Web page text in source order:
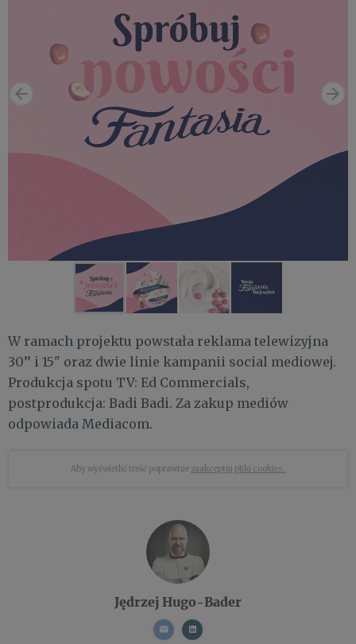
W ramach projektu powstała reklama telewizyjna
30’’ i 15" oraz dwie linie kampanii social mediowej.
Produkcja spotu TV: Ed Commercials,
postprodukcja: Badi Badi. Za zakup mediów
odpowiada Mediacom.
Aby wyświetlić treść poprawnie zaakceptuj pliki cookies.
Jędrzej Hugo-Bader